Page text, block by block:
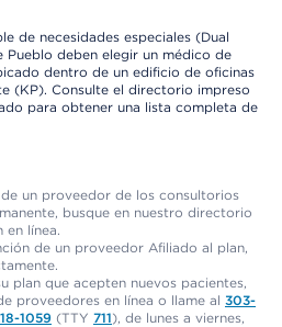
de necesidades especiales (Dual
Pueblo deben elegir un médico de
dentro de un edificio de oficinas
(KP). Consulte el directorio impreso
para obtener una lista completa de
un proveedor de los consultorios
busque en nuestro directorio
en línea.
de un proveedor Afiliado al plan,
plan que acepten nuevos pacientes,
proveedores en línea o llame al 303-
1059 (TTY 711), de lunes a viernes,